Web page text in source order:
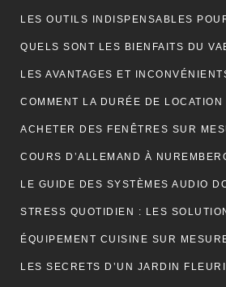
LES SECRETS D’UN JARDIN